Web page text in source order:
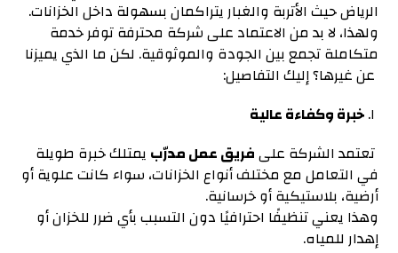
الرياض حيث الأتربة والغبار يتراكمان بسهولة داخل الخزانات.
ولهذا، لا بد من الاعتماد على شركة محترفة توفر خدمة
متكاملة تجمع بين الجودة والموثوقية. لكن ما الذي يميزنا
عن غيرها؟ إليك التفاصيل:
خبرة وكفاءة عالية
تعتمد الشركة علىفريق عمل مدرّب يمتلك خبرة طويلة
في التعامل مع مختلف أنواع الخزانات، سواء كانت علوية أو
أرضية، بلاستيكية أو خرسانية.
وهذا يعني تنظيفًا احترافيًا دون التسبب بأي ضرر للخزان أو
إهدار للمياه.